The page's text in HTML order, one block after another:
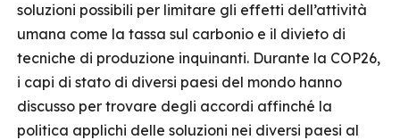
soluzioni possibili per limitare gli effetti dell’attività
umana come la tassa sul carbonio e il divieto di
tecniche di produzione inquinanti. Durante la COP26,
i capi di stato di diversi paesi del mondo hanno
discusso per trovare degli accordi affinché la
politica applichi delle soluzioni nei diversi paesi al